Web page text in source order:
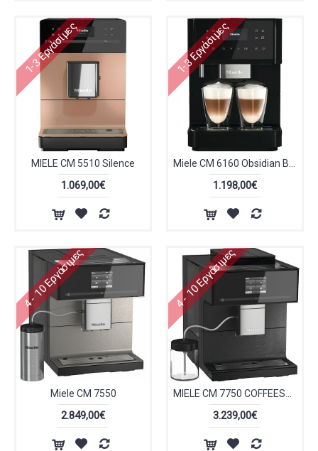
1-3 Εργάσιμες
MIELE CM 5510 Silence
1.069,00€
1-3 Εργάσιμες
1.198,00€
4 - 10 Εργάσιμες
Miele CM 7550
2.849,00€
4 - 10 Εργάσιμες
3.239,00€